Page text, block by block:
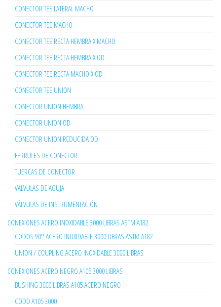
CONECTOR TEE LATERAL MACHO
CONECTOR TEE MACHO
CONECTOR TEE RECTA HEMBRA X MACHO
CONECTOR TEE RECTA HEMBRA X OD
CONECTOR TEE RECTA MACHO X OD
CONECTOR TEE UNION
CONECTOR UNION HEMBRA
CONECTOR UNION OD
CONECTOR UNION REDUCIDA OD
FERRULES DE CONECTOR
TUERCAS DE CONECTOR
VALVULAS DE AGUJA
VÁLVULAS DE INSTRUMENTACIÓN
CONEXIONES ACERO INOXIDABLE 3000 LIBRAS ASTM A182
CODOS 90° ACERO INOXIDABLE 3000 LIBRAS ASTM A182
UNION / COUPLING ACERO INOXIDABLE 3000 LIBRAS
CONEXIONES ACERO NEGRO A105 3000 LIBRAS
BUSHING 3000 LIBRAS A105 ACERO NEGRO
CODO A105 3000